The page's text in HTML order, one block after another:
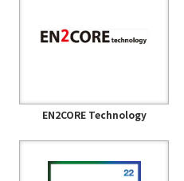
EN2CORE Technology